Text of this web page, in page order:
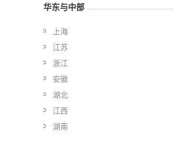
华东与中部
上海
江苏
浙江
安徽
湖北
江西
湖南